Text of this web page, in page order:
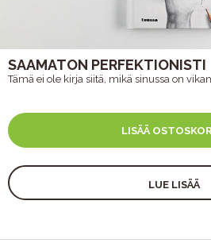
SAAMATON PERFEKTIONISTI
Tämä ei ole kirja siitä, mikä sinussa on
LISÄÄ
LUE LISÄÄ